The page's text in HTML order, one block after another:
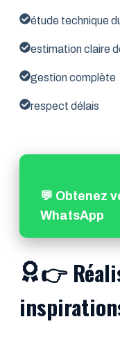
étude technique
estimation claire
gestion complète
respect délais
💬 Obtenez
WhatsApp
👉